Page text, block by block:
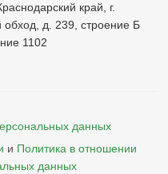
край, г.
обход, д. 239, строение Б
1102
данных
и Политика в отношении
данных